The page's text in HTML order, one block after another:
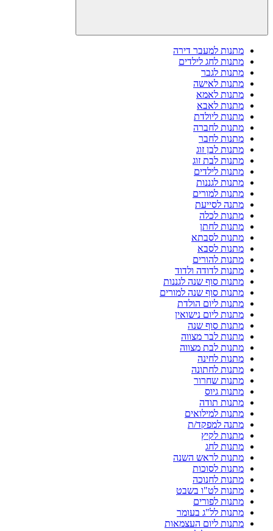
מתנות למעבר דירה
מתנות לחג לילדים
מתנות לגבר
מתנות לאישה
מתנות לאמא
מתנות לאבא
מתנות ליולדת
מתנות לחברה
מתנות לחבר
מתנות לבן זוג
מתנות לבת זוג
מתנות לילדים
מתנות לגננות
מתנות למורים
מתנה לסייעת
מתנות לכלה
מתנות לחתן
מתנות לסבתא
מתנות לסבא
מתנות להורים
מתנות לדודה ולדוד
מתנות סוף שנה לגננות
מתנות סוף שנה למורים
מתנות ליום הולדת
מתנות ליום נישואין
מתנות סוף שנה
מתנות לבר מצווה
מתנות לבת מצווה
מתנות לחינה
מתנות לחתונה
מתנות שחרור
מתנות גיוס
מתנות תודה
מתנות למילואים
מתנה למפקד/ת
מתנות לקיץ
מתנות לחג
מתנות לראש השנה
מתנות לסוכות
מתנות לחנוכה
מתנות לט"ו בשבט
מתנות לפורים
מתנות לל"ג בעומר
מתנות ליום העצמאות